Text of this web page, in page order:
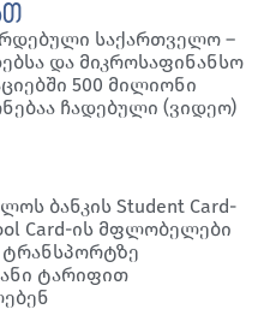
საქართველო –
და მიკროსაფინანსო
500 მილიონი
ჩადებული (ვიდეო)
ბანკის Student Card-
Card-ის მფლობელები
ტრანსპორტზე
ტარიფით